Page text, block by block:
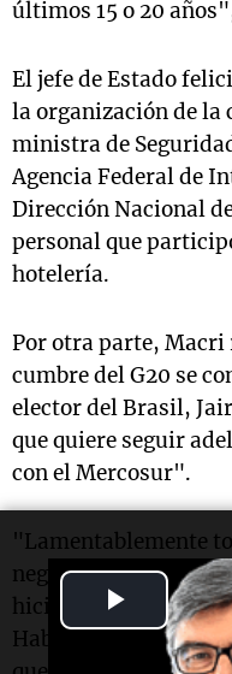
Play
Video
últimos 15 o 20
El jefe de Estado
la organización de la
ministra de
Agencia Federal de
Dirección Nacional
personal que
hotelería.
Por otra parte, Macri
cumbre del G20 se
elector del Brasil,
que quiere seguir
con el Mercosur".
"Lamentablemente
negociaciones del
hicieron que haya
Hablé antes del G20